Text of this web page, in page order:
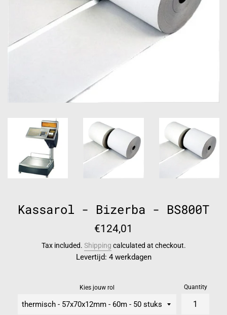
Kassarol - Bizerba - BS800T
Regular
€124,01
Tax included. Shipping calculated at checkout.
Levertijd: 4 werkdagen
Kies jouw rol Quantity